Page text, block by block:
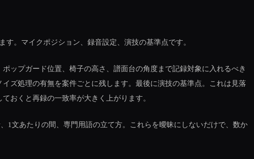
。マイクポジション、録音設定、演技の基準点です。
ップガード位置、椅子の高さ、譜面台の角度まで記録対象に入れるべき
ズ処理の有無を案件ごとに残します。最後に演技の基準点。これは見落
おくと再録の一致率が大きく上がります。
1文あたりの間、専門用語の立て方。これらを曖昧にしないだけで、数か